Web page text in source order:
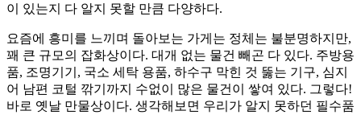
이 있는지 다 알지 못할 만큼 다양하다.
요즘에 흥미를 느끼며 돌아보는 가게는 정체는 불분명하지만,
꽤 큰 규모의 잡화상이다. 대개 없는 물건 빼곤 다 있다. 주방용
품, 조명기기, 국소 세탁 용품, 하수구 막힌 것 뚫는 기구, 심지
어 남편 코털 깎기까지 수없이 많은 물건이 쌓여 있다. 그렇다!
바로 옛날 만물상이다. 생각해보면 우리가 알지 못하던 필수품